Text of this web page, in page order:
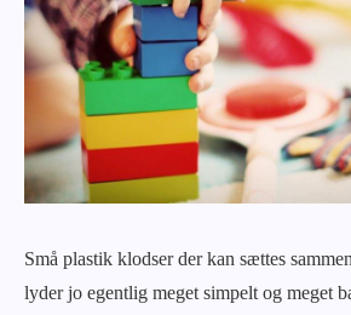
Små plastik klodser der kan sættes
lyder jo egentlig meget simpelt og meget